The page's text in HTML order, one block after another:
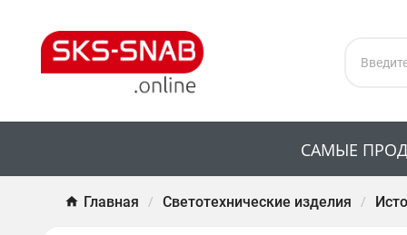
САМЫЕ
Главная Светотехнические изделия